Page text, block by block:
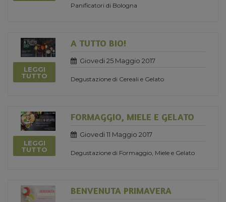
Panificatori di Bologna
LEGGI
TUTTO
A TUTTO BIO!
Giovedi 25 Maggio 2017
Degustazione di Cereali e Gelato
LEGGI
TUTTO
FORMAGGIO, MIELE E GELATO
Giovedi 11 Maggio 2017
Degustazione di Formaggio, Miele e Gelato
BENVENUTA PRIMAVERA